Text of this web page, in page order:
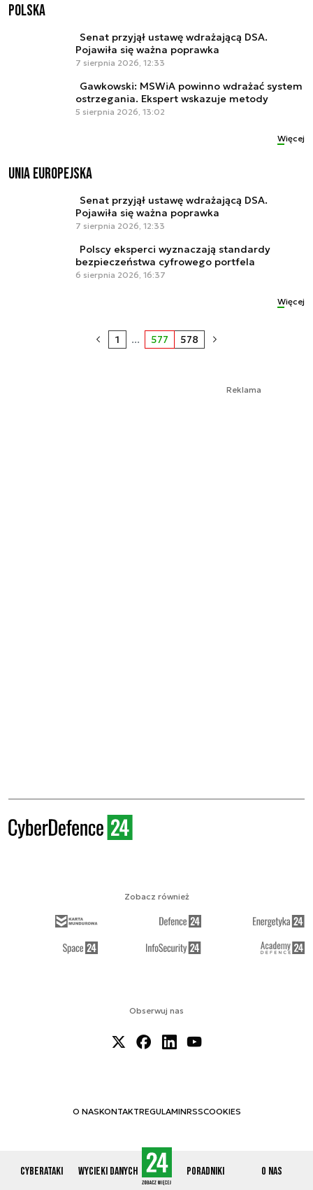
Cyberataki Wycieki danych Poradniki O nas
Polska
Senat przyjął ustawę wdrażającą DSA.
Pojawiła się ważna poprawka
7 sierpnia 2026, 12:33
Gawkowski: MSWiA powinno wdrażać system
ostrzegania. Ekspert wskazuje metody
5 sierpnia 2026, 13:02
Więcej
Unia Europejska
Senat przyjął ustawę wdrażającą DSA.
Pojawiła się ważna poprawka
7 sierpnia 2026, 12:33
Polscy eksperci wyznaczają standardy
bezpieczeństwa cyfrowego portfela
6 sierpnia 2026, 16:37
Więcej
1 ... 577 578
Reklama
Obserwuj nas
O NASKONTAKTREGULAMINRSSCOOKIES
Zobacz również
© 2012-2026 CYBERDEFENCE24